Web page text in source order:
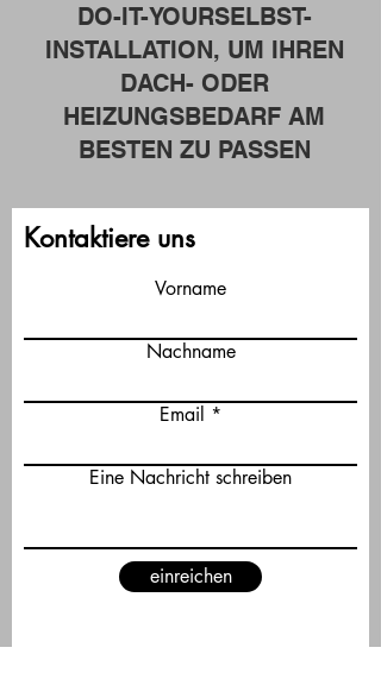
DO-IT-YOURSELBST-
INSTALLATION, UM IHREN
DACH- ODER
HEIZUNGSBEDARF AM
BESTEN ZU PASSEN
Kontaktiere uns
Vorname
Nachname
Email
Eine Nachricht schreiben
einreichen